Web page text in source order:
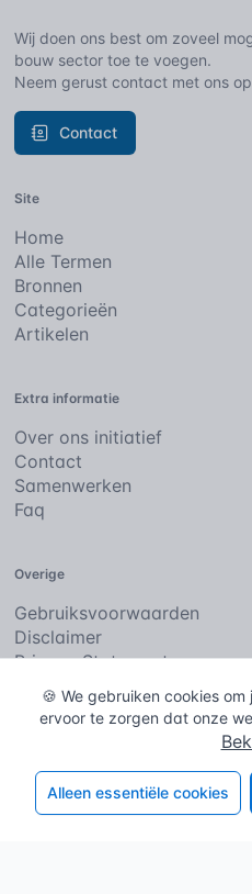
Wij doen ons best om zoveel
bouw sector toe te voegen.
Neem gerust contact met ons
Contact
Site
Home
Alle Termen
Bronnen
Categorieën
Artikelen
Extra informatie
Over ons initiatief
Contact
Samenwerken
Faq
Overige
Gebruiksvoorwaarden
Disclaimer
Privacy Statement
Cookies
Copyright © 2026De
🍪 We gebruiken cookies
ervoor te zorgen dat onze
Alleen essentiële cookies